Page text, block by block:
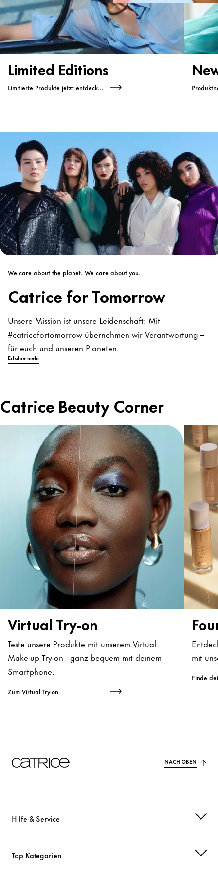
Limited Editions
Limitierte Produkte jetzt entdecken
We care about the planet. We care about you.
Catrice for Tomorrow
Unsere Mission ist unsere Leidenschaft: Mit
#catricefortomorrow übernehmen wir Verantwortung –
für euch und unseren Planeten.
Erfahre mehr
Catrice Beauty Corner
Virtual Try-on
Teste unsere Produkte mit unserem Virtual
Make-up Try-on - ganz bequem mit deinem
Smartphone.
Zum Virtual Try-on
mit
Finde
NACH OBEN
Hilfe & Service
Top Kategorien